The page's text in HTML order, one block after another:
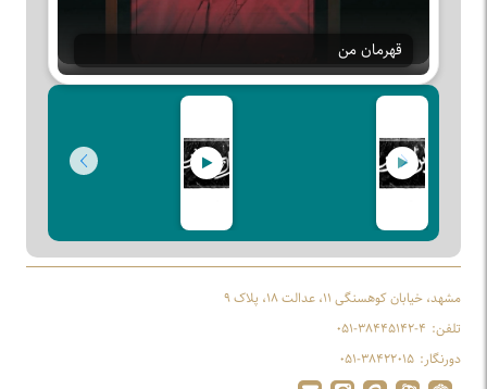
قهرمان من
مشهد، خیابان کوهسنگی ۱۱، عدالت ۱۸، پلاک ۹
تلفن: ۰۵۱-۳۸۴۴۵۱۴۲-۴
دورنگار: ۰۵۱-۳۸۴۲۲۰۱۵